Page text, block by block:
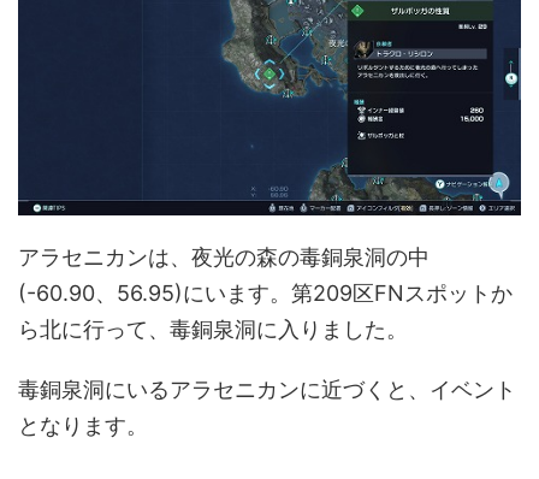
アラセニカンは、夜光の森の毒銅泉洞の中
(-60.90、56.95)にいます。第209区FNスポットか
ら北に行って、毒銅泉洞に入りました。
毒銅泉洞にいるアラセニカンに近づくと、イベント
となります。